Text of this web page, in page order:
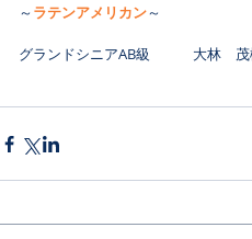
～ラテンアメリカン～
グランドシニアAB級　　　大林